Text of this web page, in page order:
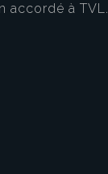
accordé à TVL.